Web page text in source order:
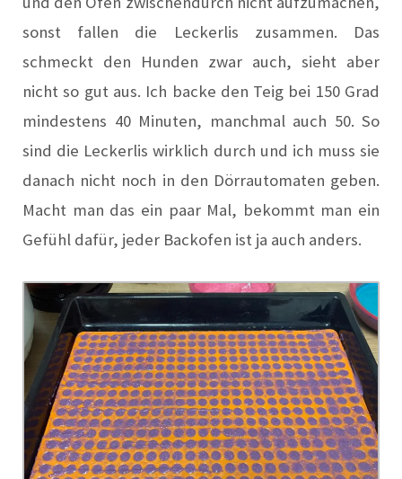
sonst fallen die Leckerlis zusammen. Das
schmeckt den Hunden zwar auch, sieht aber
nicht so gut aus. Ich backe den Teig bei 150 Grad
mindestens 40 Minuten, manchmal auch 50. So
sind die Leckerlis wirklich durch und ich muss sie
danach nicht noch in den Dörrautomaten geben.
Macht man das ein paar Mal, bekommt man ein
Gefühl dafür, jeder Backofen ist ja auch anders.